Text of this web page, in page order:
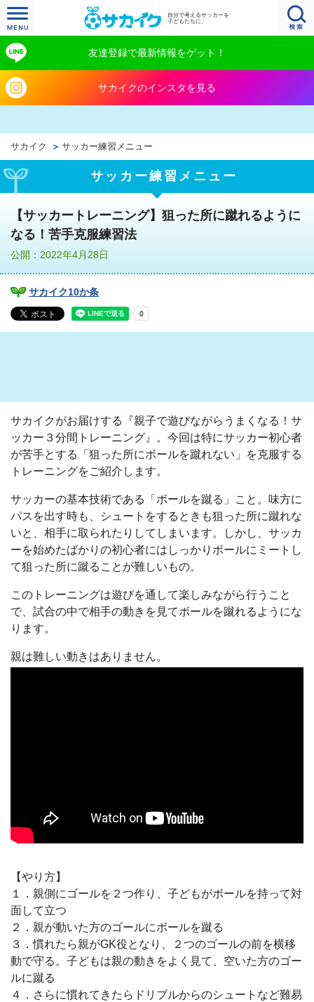
自分で考えるサッカーを
子どもたちに。
友達登録で最新情報をゲット！
サカイクのインスタを見る
サカイク サッカー練習メニュー
サッカー練習メニュー
【サッカートレーニング】狙った所に蹴れるように
なる！苦手克服練習法
公開：2022年4月28日
サカイク10か条
サカイクがお届けする『親子で遊びながらうまくなる！サ
ッカー３分間トレーニング』。 今回は特にサッカー初心者
が苦手とする「狙った所にボールを蹴れない」を克服する
トレーニングをご紹介します。
サッカーの基本技術である「ボールを蹴る」こと。味方に
パスを出す時も、シュートをするときも狙った所に蹴れな
いと、相手に取られたりしてしまいます。しかし、サッカ
ーを始めたばかりの初心者にはしっかりボールにミートし
て狙った所に蹴ることが難しいもの。
このトレーニングは遊びを通して楽しみながら行うこと
で、試合の中で相手の動きを見てボールを蹴れるようにな
ります。
親は難しい動きはありません。
【やり方】
１．親側にゴールを２つ作り、子どもがボールを持って対
面して立つ
２．親が動いた方のゴールにボールを蹴る
３．慣れたら親がGK役となり、２つのゴールの前を横移
動で守る。子どもは親の動きをよく見て、空いた方のゴー
ルに蹴る
４．さらに慣れてきたらドリブルからのシュートなど難易